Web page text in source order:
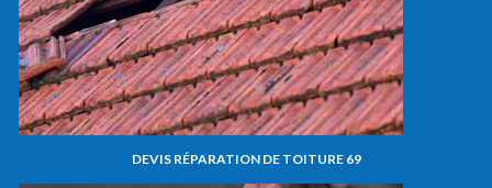
DEVIS RÉPARATION DE TOITURE 69